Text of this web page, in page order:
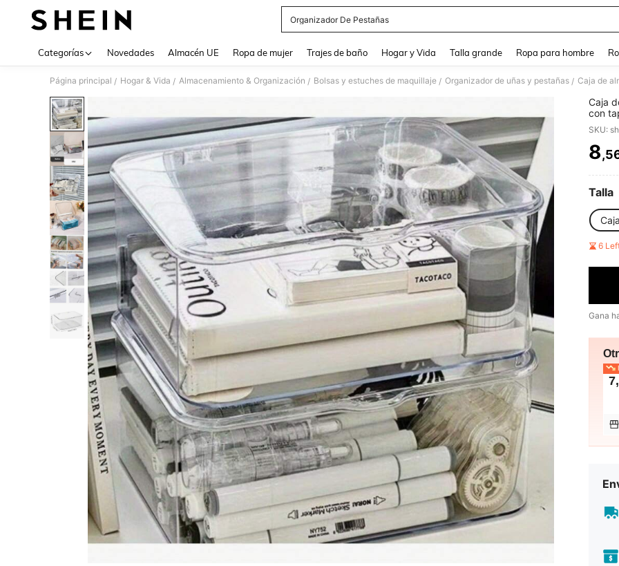
Organizador De Pestañas
Categorías Novedades Almacén UE Ropa de mujer Trajes de baño Hogar y Vida Talla grande Ropa para hombre
Página principal / Hogar & Vida / Almacenamiento & Organización / Bolsas y estuches de maquillaje / Organizador de uñas y pestañas /
Caja
con
SKU:
8
Talla
6
Gana